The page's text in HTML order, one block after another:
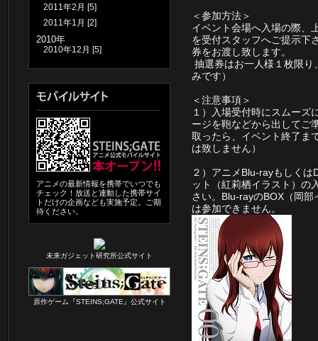
2011年2月 [5]
2011年1月 [2]
2010年
2010年12月 [5]
アニメの最新情報を携帯でいつでも
チェック！放送と連動した携帯サイ
トだけの企画なども実施予定。ご期
待ください。
未来ガジェット研究所公式サイト
原作ゲーム『STEINS;GATE』公式サイト
＜参加方法＞
イベント会場へ入場の際、
を受付スタッフへご提示下
券をお渡し致します。
抽選券はお一人様１枚限
みです）
＜注意事項＞
１）入場受付時にスムーズ
ージを鞄などから出してご
取ったら、イベント終了ま
は致しません）
２）アニメBlu-rayもしく
ット（紅莉栖イラスト）の
さい。Blu-rayのBOX（岡
は参加できません。